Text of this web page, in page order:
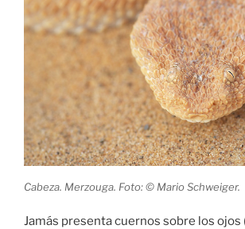
Cabeza. Merzouga. Foto: © Mario Schweiger.
Jamás presenta cuernos sobre los ojos